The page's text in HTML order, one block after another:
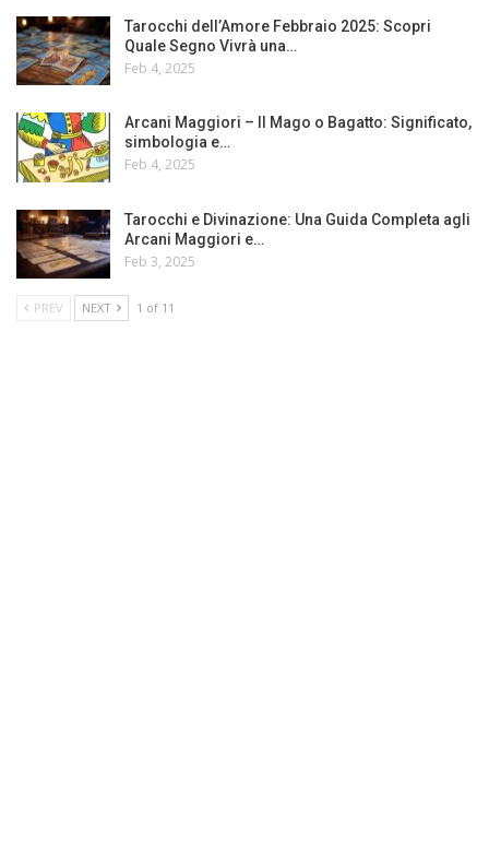
Tarocchi dell’Amore Febbraio 2025: Scopri
Quale Segno Vivrà una…
Feb 4, 2025
Arcani Maggiori – Il Mago o Bagatto: Significato,
simbologia e…
Feb 4, 2025
Tarocchi e Divinazione: Una Guida Completa agli
Arcani Maggiori e…
Feb 3, 2025
PREV NEXT 1 of 11